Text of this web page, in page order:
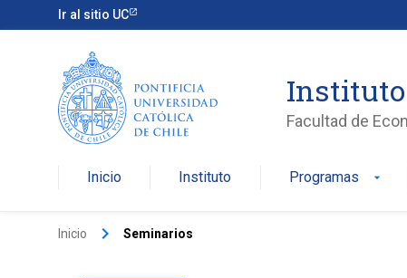
Ir al sitio UC
Instituto
Facultad de
Inicio Instituto Programas arrow_drop_down
Inicio keyboard_arrow_right Seminarios